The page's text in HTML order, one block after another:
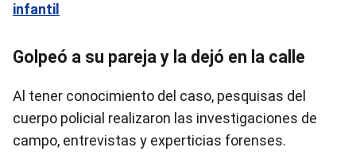
infantil
Golpeó a su pareja y la dejó en la calle
Al tener conocimiento del caso, pesquisas del
cuerpo policial realizaron las investigaciones de
campo, entrevistas y experticias forenses.